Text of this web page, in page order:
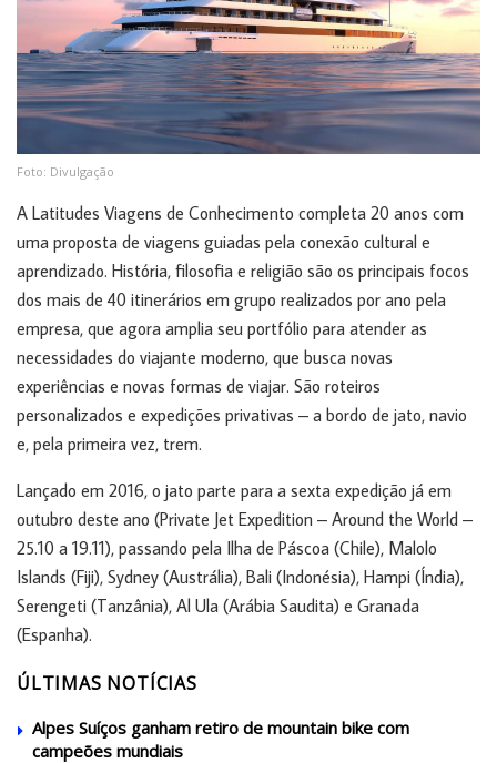
Foto: Divulgação
A Latitudes Viagens de Conhecimento completa 20 anos com
uma proposta de viagens guiadas pela conexão cultural e
aprendizado. História, filosofia e religião são os principais focos
dos mais de 40 itinerários em grupo realizados por ano pela
empresa, que agora amplia seu portfólio para atender as
necessidades do viajante moderno, que busca novas
experiências e novas formas de viajar. São roteiros
personalizados e expedições privativas – a bordo de jato, navio
e, pela primeira vez, trem.
Lançado em 2016, o jato parte para a sexta expedição já em
outubro deste ano (Private Jet Expedition – Around the World –
25.10 a 19.11), passando pela Ilha de Páscoa (Chile), Malolo
Islands (Fiji), Sydney (Austrália), Bali (Indonésia), Hampi (Índia),
Serengeti (Tanzânia), Al Ula (Arábia Saudita) e Granada
(Espanha).
ÚLTIMAS NOTÍCIAS
Alpes Suíços ganham retiro de mountain bike com
campeões mundiais